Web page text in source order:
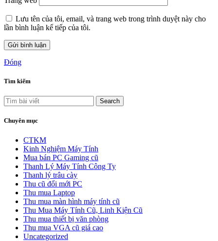
Lưu tên của tôi, email, và trang web trong trình duyệt này cho
lần bình luận kế tiếp của tôi.
Đóng
Tìm kiếm
Search
Chuyên mục
CTKM
Kinh Nghiệm Máy Tính
Mua bán PC Gaming cũ
Thanh Lý Máy Tính Công Ty
Thanh lý trâu cày
Thu cũ đổi mới PC
Thu mua Laptop
Thu mua màn hình máy tính cũ
Thu Mua Máy Tính Cũ, Linh Kiện Cũ
Thu mua thiết bị văn phòng
Thu mua VGA cũ giá cao
Uncategorized